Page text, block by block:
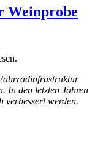
Weinprobe
In den letzten Jahren
verbessert werden.